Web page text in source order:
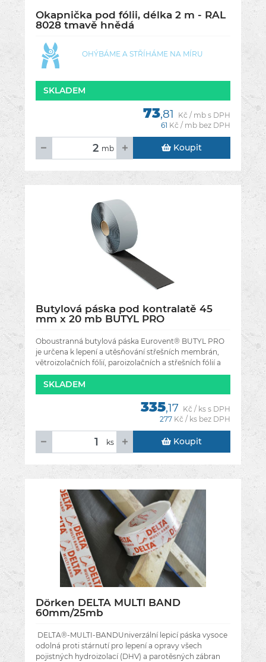
Okapnička pod fólii, délka 2 m - RAL
8028 tmavě hnědá
OHÝBÁME A STŘÍHÁME NA MÍRU
SKLADEM
73,81
Kč / mb s DPH
61 Kč / mb bez DPH
mb Koupit
Butylová páska pod kontralatě 45
mm x 20 mb BUTYL PRO
Oboustranná butylová páska Eurovent® BUTYL PRO
je určena k lepení a utěsňování střešních membrán,
větroizolačních fólií, paroizolačních a střešních fólií a
také k
SKLADEM
335,17 Kč / ks s DPH
277 Kč / ks bez DPH
ks Koupit
Dörken DELTA MULTI BAND
60mm/25mb
DELTA®-MULTI-BANDUniverzální lepicí páska vysoce
odolná proti stárnutí pro lepení a opravy všech
pojistných hydroizolací (DHV) a parotěsných zábran